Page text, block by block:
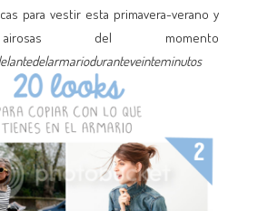
para vestir esta primavera-verano y
del momento